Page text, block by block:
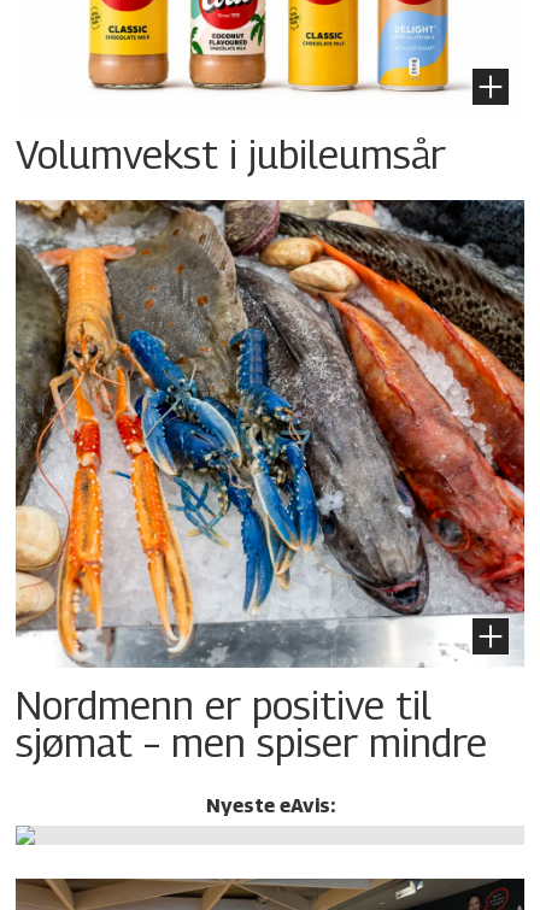
Volumvekst i jubileumsår
Nordmenn er positive til
sjømat – men spiser mindre
Nyeste eAvis: